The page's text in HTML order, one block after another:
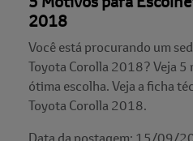
2018
Você está procurando um
Toyota Corolla 2018? Veja 5
ótima escolha. Veja a ficha
Toyota Corolla 2018.
Data da postagem: 15/09/